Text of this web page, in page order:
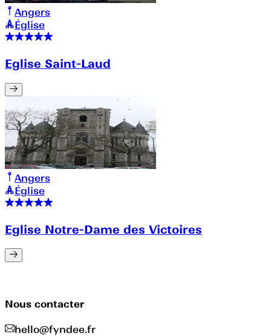
Angers
Église
Eglise Saint-Laud
Angers
Église
Eglise Notre-Dame des Victoires
Nous contacter
hello@fyndee.fr